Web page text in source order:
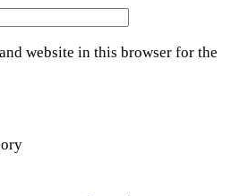
website in this browser for the